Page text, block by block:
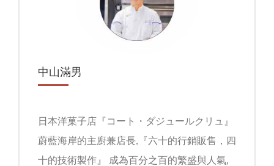
中山滿男
日本洋菓子店『コート・ダジュールクリュ』
蔚藍海岸的主廚兼店長,『六十的行銷販售，四
十的技術製作』 成為百分之百的繁盛與人氣,